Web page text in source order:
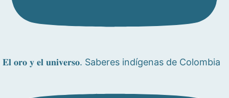
𝐄𝐥 𝐨𝐫𝐨 𝐲 𝐞𝐥 𝐮𝐧𝐢𝐯𝐞𝐫𝐬𝐨. Saberes indígenas de Colombia